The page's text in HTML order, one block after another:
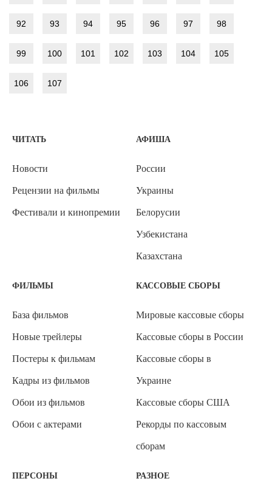
92 93 94 95 96 97 98
99 100 101 102 103 104 105
106 107
ЧИТАТЬ
Новости
Рецензии на фильмы
Фестивали и кинопремии
АФИША
России
Украины
Белорусии
Узбекистана
Казахстана
ФИЛЬМЫ
База фильмов
Новые трейлеры
Постеры к фильмам
Кадры из фильмов
Обои из фильмов
Обои с актерами
КАССОВЫЕ СБОРЫ
Мировые кассовые сборы
Кассовые сборы в России
Кассовые сборы в
Украине
Кассовые сборы США
Рекорды по кассовым
сборам
ПЕРСОНЫ РАЗНОЕ